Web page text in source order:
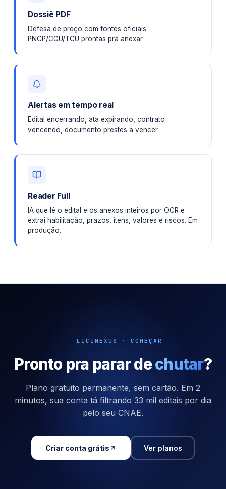
Dossiê PDF
Defesa de preço com fontes oficiais
PNCP/CGU/TCU prontas pra anexar.
Alertas em tempo real
Edital encerrando, ata expirando, contrato
vencendo, documento prestes a vencer.
Reader Full
IA que lê o edital e os anexos inteiros por OCR e
extrai habilitação, prazos, itens, valores e riscos. Em
produção.
LICINEXUS · COMEÇAR
Pronto pra parar dechutar?
Plano gratuito permanente, sem cartão. Em 2
minutos, sua conta tá filtrando 33 mil editais por dia
pelo seu CNAE.
Criar conta grátis Ver planos